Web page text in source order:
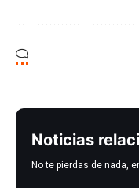
Noticias
No te pierdas de nada,